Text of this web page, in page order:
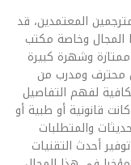
المعتمدين، قد
المجال وخاصة مكتب
وشهرة كبيرة
محترف ومدرب من
لفهم التفاصيل
قانونية أو طبية أو
والمتطلبات
أحدث التقنيات